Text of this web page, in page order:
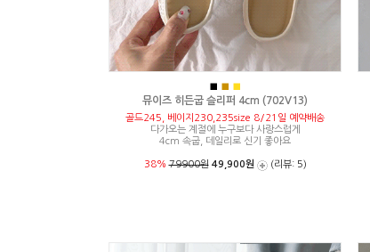
■ ■ ■
뮤이즈 히든굽 슬리퍼 4cm (702V13)
골드245, 베이지230,235size 8/21일 예약배송
다가오는 계절에 누구보다 사랑스럽게
4cm 속굽, 데일리로 신기 좋아요
38%79900원 49,900원 (리뷰: 5)